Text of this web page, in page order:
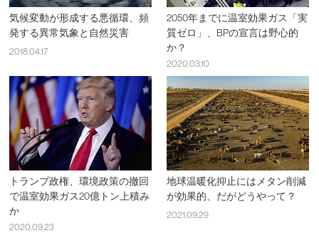
気候変動が形成する悪循環、頻
発する異常気象と自然災害
2018.04.17
2050年までに温室効果ガス「実
質ゼロ」、BPの宣言は野心的
か？
2020.03.10
トランプ政権、環境政策の撤回
で温室効果ガス20億トン上積み
か
2020.09.23
地球温暖化抑止にはメタン削減
が効果的、だがどうやって？
2021.09.29